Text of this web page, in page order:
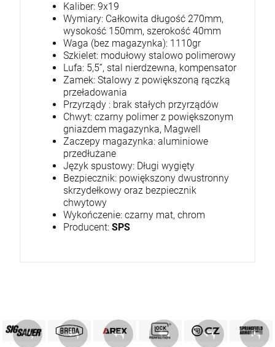
Kaliber: 9x19
Wymiary: Całkowita długość 270mm,
wysokość 150mm, szerokość 40mm
Waga (bez magazynka): 1110gr
Szkielet: modułowy stalowo polimerowy
Lufa: 5,5”, stal nierdzewna, kompensator
Zamek: Stalowy z powiększoną rączką
przeładowania
Przyrządy : brak stałych przyrządów
Chwyt: czarny polimer z powiększonym
gniazdem magazynka, Magwell
Zaczepy magazynka: aluminiowe
przedłużane
Język spustowy: Długi wygięty
Bezpiecznik: powiększony dwustronny
skrzydełkowy oraz bezpiecznik
chwytowy
Wykończenie: czarny mat, chrom
Producent: SPS